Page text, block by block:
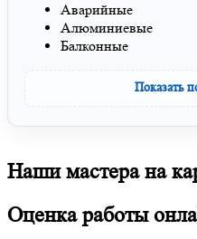
Аварийные
Алюминиевые
Балконные
Показать
Наши мастера на
Оценка работы